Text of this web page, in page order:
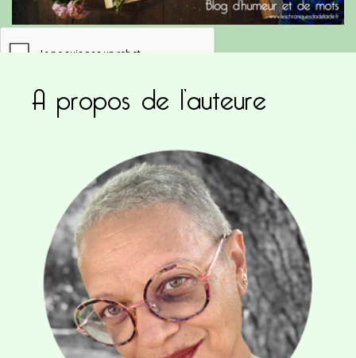
Ce site utilise Akismet pour réduire les
commentaires sont traitées.
Navigation
l’article
PUBLIÉ DANS
Laure Gueilhers, entre science et traditions
A propos de l’auteure